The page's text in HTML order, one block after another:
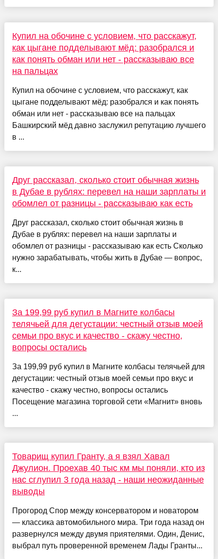
Купил на обочине с условием, что расскажут,
как цыгане подделывают мёд: разобрался и
как понять обман или нет - рассказываю все
на пальцах
Купил на обочине с условием, что расскажут, как
цыгане подделывают мёд: разобрался и как понять
обман или нет - рассказываю все на пальцах
Башкирский мёд давно заслужил репутацию лучшего
в ...
Друг рассказал, сколько стоит обычная жизнь
в Дубае в рублях: перевел на наши зарплаты и
обомлел от разницы - рассказываю как есть
Друг рассказал, сколько стоит обычная жизнь в
Дубае в рублях: перевел на наши зарплаты и
обомлел от разницы - рассказываю как есть Сколько
нужно зарабатывать, чтобы жить в Дубае — вопрос,
к...
За 199,99 руб купил в Магните колбасы
телячьей для дегустации: честный отзыв моей
семьи про вкус и качество - скажу честно,
вопросы остались
За 199,99 руб купил в Магните колбасы телячьей для
дегустации: честный отзыв моей семьи про вкус и
качество - скажу честно, вопросы остались
Посещение магазина торговой сети «Магнит» вновь
...
Товарищ купил Гранту, а я взял Хавал
Джулион. Проехав 40 тыс км мы поняли, кто из
нас сглупил 3 года назад - наши неожиданные
выводы
Прогород Спор между консерватором и новатором
— классика автомобильного мира. Три года назад он
развернулся между двумя приятелями. Один, Денис,
выбрал путь проверенной временем Лады Гранты...